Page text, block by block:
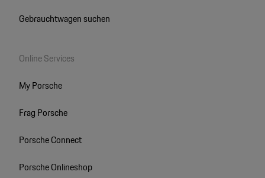
Gebrauchtwagen suchen
Online Services
My Porsche
Frag Porsche
Porsche Connect
Porsche Onlineshop